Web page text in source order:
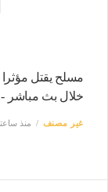
مسلح يقتل
خلال بث مباشر -
غير مصنف منذ